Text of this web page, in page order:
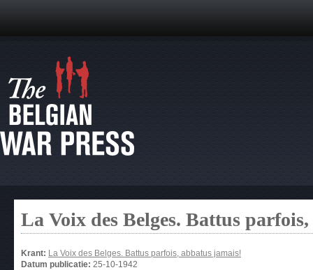
La Voix des Belges. Battus
Krant: La Voix des Belges. Battus parfois, abbatus jamais!
Datum publicatie: 25-10-1942